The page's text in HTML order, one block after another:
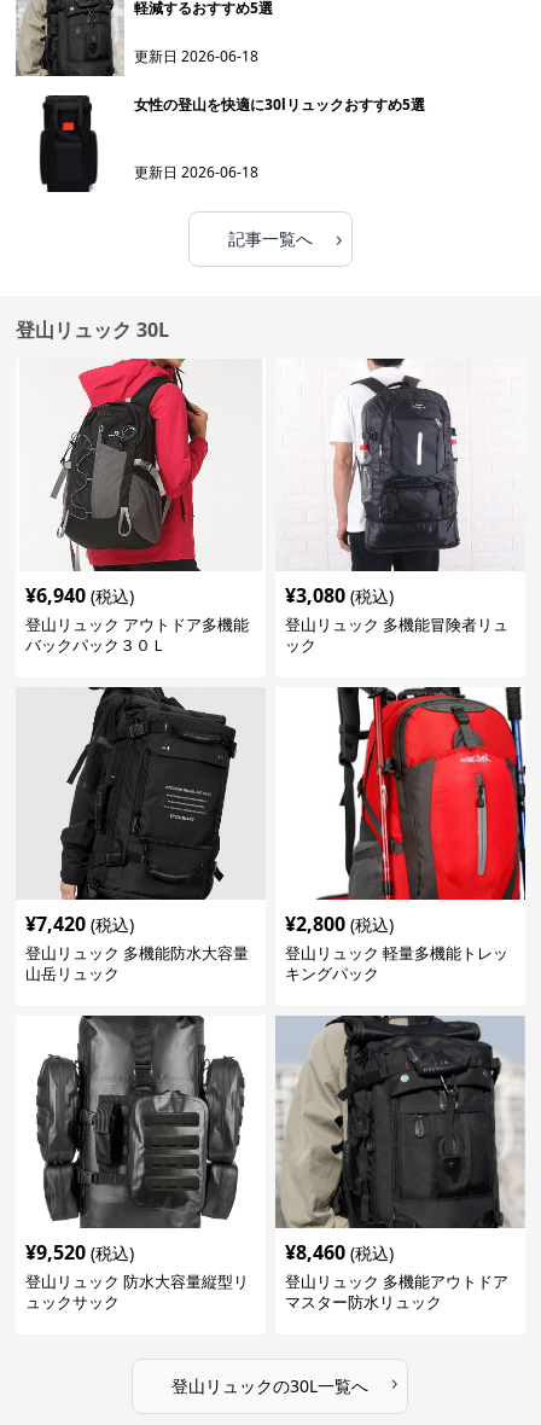
軽減するおすすめ5選
更新日2026-06-18
女性の登山を快適に30lリュックおすすめ5選
更新日2026-06-18
記事一覧へ ›
登山リュック 30L
¥6,940 (税込)
登山リュック アウトドア多機能
バックパック３０Ｌ
¥3,080 (税込)
登山リュック 多機能冒険者リュ
ック
¥7,420 (税込)
登山リュック 多機能防水大容量
山岳リュック
¥2,800 (税込)
登山リュック 軽量多機能トレッ
キングパック
¥9,520 (税込)
登山リュック 防水大容量縦型リ
ュックサック
¥8,460 (税込)
登山リュック 多機能アウトドア
マスター防水リュック
登山リュックの30L一覧へ ›